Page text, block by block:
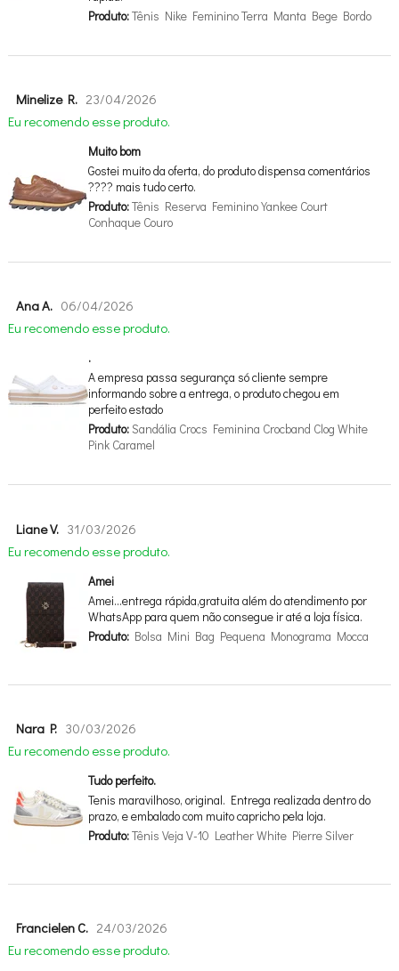
Produto:Tênis Nike Feminino Terra Manta Bege Bordo
Minelize R. 23/04/2026
Eu recomendo esse produto.
Muito bom
Gostei muito da oferta, do produto dispensa comentários
???? mais tudo certo.
Produto:Tênis Reserva Feminino Yankee Court
Conhaque Couro
Ana A. 06/04/2026
Eu recomendo esse produto.
.
A empresa passa segurança só cliente sempre
informando sobre a entrega, o produto chegou em
perfeito estado
Produto:Sandália Crocs Feminina Crocband Clog White
Pink Caramel
Liane V. 31/03/2026
Eu recomendo esse produto.
Amei
Amei…entrega rápida,gratuita além do atendimento por
WhatsApp para quem não consegue ir até a loja física.
Produto:Bolsa Mini Bag Pequena Monograma Mocca
Nara P. 30/03/2026
Eu recomendo esse produto.
Tudo perfeito.
Tenis maravilhoso, original. Entrega realizada dentro do
prazo, e embalado com muito capricho pela loja.
Produto:Tênis Veja V-10 Leather White Pierre Silver
Francielen C. 24/03/2026
Eu recomendo esse produto.